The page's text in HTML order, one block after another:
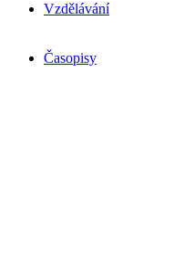
Vzdělávání
Časopisy